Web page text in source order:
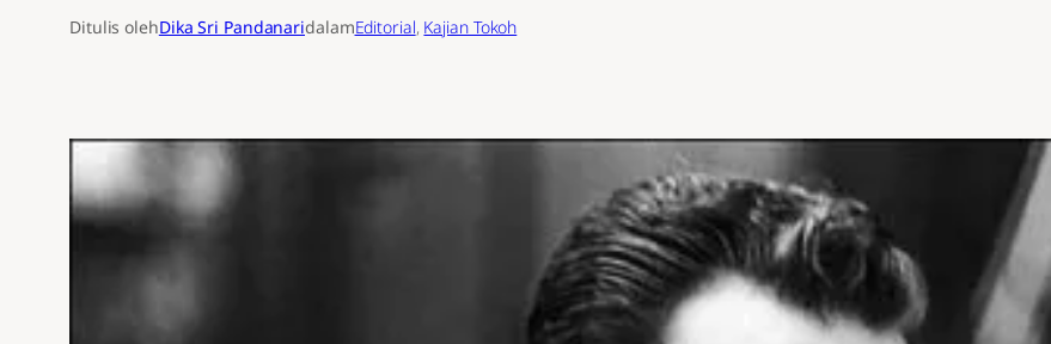
Ditulis olehDika Sri PandanaridalamEditorial, Kajian Tokoh